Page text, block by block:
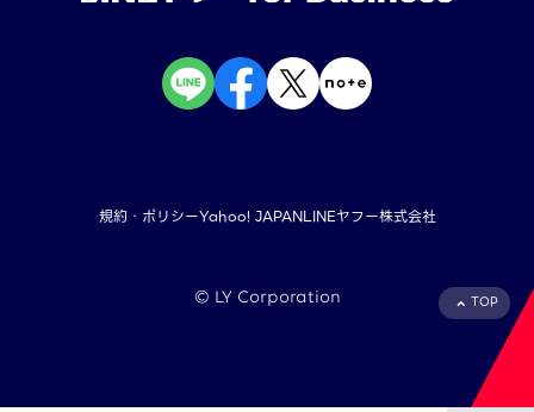
TOP
規約・ポリシーYahoo! JAPANLINEヤフー株式会社
©︎ LY Corporation